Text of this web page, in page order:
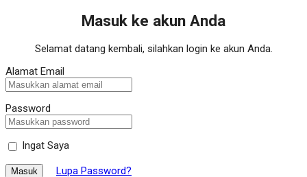
Masuk ke akun Anda
Selamat datang kembali, silahkan login ke akun Anda.
Alamat Email
Password
Ingat Saya
Masuk Lupa Password?